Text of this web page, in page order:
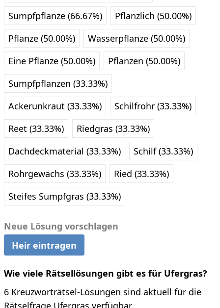
Sumpfpflanze (66.67%)
Pflanzlich (50.00%)
Pflanze (50.00%)
Wasserpflanze (50.00%)
Eine Pflanze (50.00%)
Pflanzen (50.00%)
Sumpfpflanzen (33.33%)
Ackerunkraut (33.33%)
Schilfrohr (33.33%)
Reet (33.33%)
Riedgras (33.33%)
Dachdeckmaterial (33.33%)
Schilf (33.33%)
Rohrgewächs (33.33%)
Ried (33.33%)
Steifes Sumpfgras (33.33%)
Neue Lösung vorschlagen
Heir eintragen
Wie viele Rätsellösungen gibt es für Ufergras?
6 Kreuzworträtsel-Lösungen sind aktuell für die
Rätselfrage Ufergras verfügbar.